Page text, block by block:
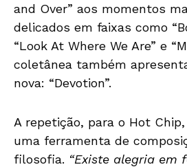
and Over” aos momentos
delicados em faixas como
“Look At Where We Are” e
coletânea também
nova: “Devotion”.
A repetição, para o Hot
uma ferramenta de
filosofia. “Existe alegria em